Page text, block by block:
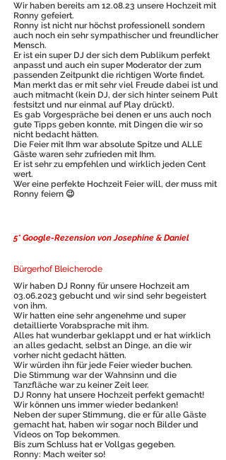
Wir haben bereits am 12.08.23 unsere Hochzeit mit
Ronny gefeiert.
Ronny ist nicht nur höchst professionell sondern
auch noch ein sehr sympathischer und freundlicher
Mensch.
Er ist ein super DJ der sich dem Publikum perfekt
anpasst und auch ein super Moderator der zum
passenden Zeitpunkt die richtigen Worte findet.
Man merkt das er mit sehr viel Freude dabei ist und
auch mitmacht (kein DJ, der sich hinter seinem Pult
festsitzt und nur einmal auf Play drückt).
Es gab Vorgespräche bei denen er uns auch noch
gute Tipps geben konnte, mit Dingen die wir so
nicht bedacht hätten.
Die Feier mit Ihm war absolute Spitze und ALLE
Gäste waren sehr zufrieden mit Ihm.
Er ist sehr zu empfehlen und wirklich jeden Cent
wert.
Wer eine perfekte Hochzeit Feier will, der muss mit
Ronny feiern 😉
5* Google-Rezension von Josephine & Daniel
Bürgerhof Bleicherode
Wir haben DJ Ronny für unsere Hochzeit am
03.06.2023 gebucht und wir sind sehr begeistert
von ihm.
Wir hatten eine sehr angenehme und super
detaillierte Vorabsprache mit ihm.
Alles hat wunderbar geklappt und er hat wirklich
an alles gedacht, selbst an Dinge, an die wir
vorher nicht gedacht hätten.
Wir würden ihn für jede Feier wieder buchen.
Die Stimmung war der Wahnsinn und die
Tanzfläche war zu keiner Zeit leer.
DJ Ronny hat unsere Hochzeit perfekt gemacht!
Wir können uns immer wieder bedanken!
Neben der super Stimmung, die er für alle Gäste
gemacht hat, haben wir sogar noch Bilder und
Videos on Top bekommen.
Bis zum Schluss hat er Vollgas gegeben.
Ronny: Mach weiter so!